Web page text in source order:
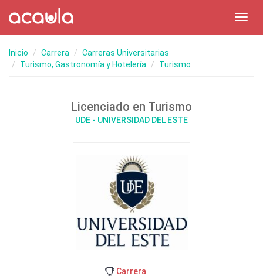
Inicio Carrera
Carreras Universitarias
Turismo, Gastronomía y Hotelería
Turismo
Licenciado en Turismo
UDE - UNIVERSIDAD DEL ESTE
Carrera